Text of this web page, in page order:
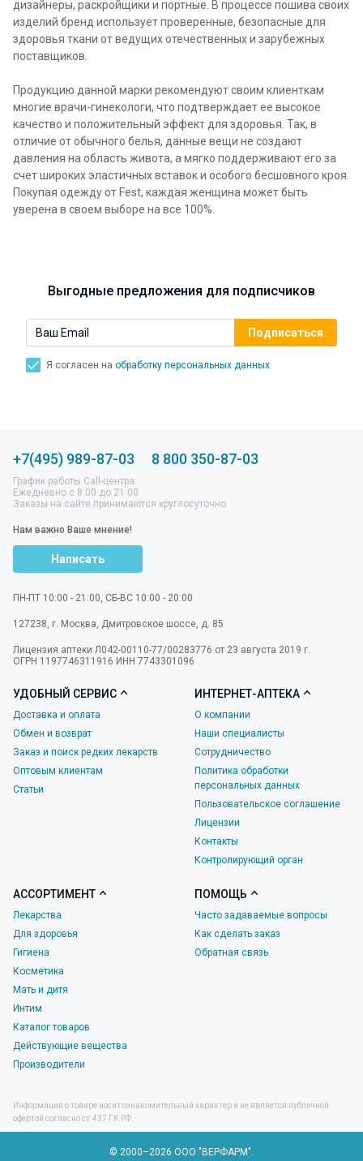
дизайнеры, раскройщики и портные. В процессе пошива своих
изделий бренд использует проверенные, безопасные для
здоровья ткани от ведущих отечественных и зарубежных
поставщиков.
Продукцию данной марки рекомендуют своим клиенткам
многие врачи-гинекологи, что подтверждает ее высокое
качество и положительный эффект для здоровья. Так, в
отличие от обычного белья, данные вещи не создают
давления на область живота, а мягко поддерживают его за
счет широких эластичных вставок и особого бесшовного кроя.
Покупая одежду от Fest, каждая женщина может быть
уверена в своем выборе на все 100%.
Выгодные предложения для подписчиков
Я согласен на обработку персональных данных
+7(495) 989-87-03 8 800 350-87-03
График работы Call-центра:
Ежедневно с 8:00 до 21:00
Заказы на сайте принимаются круглосуточно
Нам важно Ваше мнение!
Написать
ПН-ПТ 10:00 - 21:00, СБ-ВС 10:00 - 20:00
127238, г. Москва, Дмитровское шоссе, д. 85
Лицензия аптеки Л042-00110-77/00283776 от 23 августа 2019 г.
ОГРН 1197746311916 ИНН 7743301096
УДОБНЫЙ СЕРВИС
Доставка и оплата
Обмен и возврат
Заказ и поиск редких лекарств
Оптовым клиентам
Статьи
ИНТЕРНЕТ-АПТЕКА
О компании
Наши специалисты
Сотрудничество
Политика обработки
персональных данных
Пользовательское соглашение
Лицензии
Контакты
Контролирующий орган
АССОРТИМЕНТ
Лекарства
Для здоровья
Гигиена
Косметика
Мать и дитя
Интим
Каталог товаров
Действующие вещества
Производители
ПОМОЩЬ
Часто задаваемые вопросы
Как сделать заказ
Обратная связь
Информация о товаре носит ознакомительный характер и не является публичной
офертой согласно ст.437 ГК РФ.
© 2000–2026 ООО "ВЕРФАРМ".